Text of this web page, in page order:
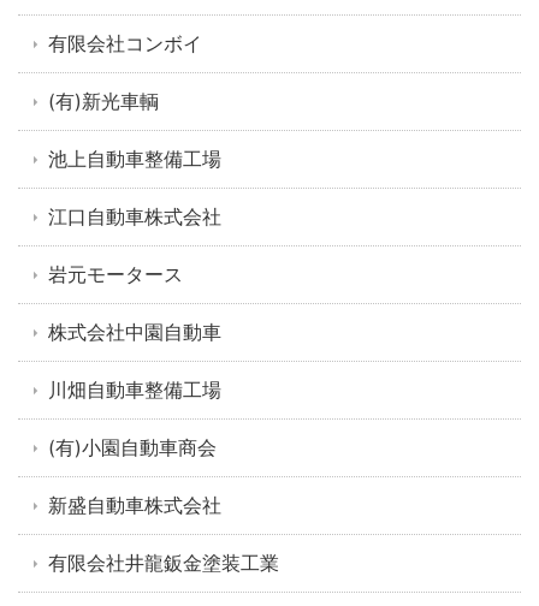
有限会社コンボイ
(有)新光車輌
池上自動車整備工場
江口自動車株式会社
岩元モータース
株式会社中園自動車
川畑自動車整備工場
(有)小園自動車商会
新盛自動車株式会社
有限会社井龍鈑金塗装工業